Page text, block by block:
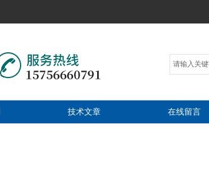
技术文章 在线留言